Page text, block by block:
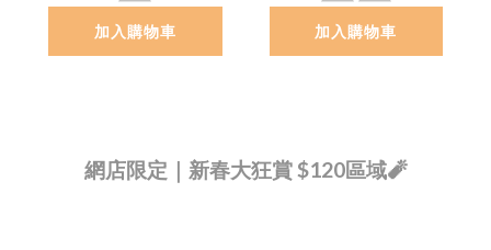
加入購物車 加入購物車
網店限定｜新春大狂賞 $120區域🧨